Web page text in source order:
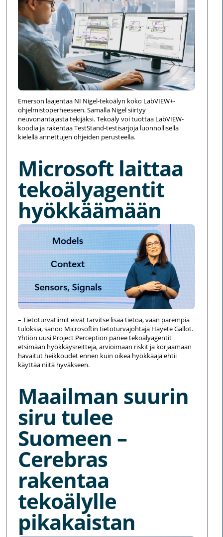
Emerson laajentaa NI Nigel-tekoälyn koko LabVIEW+-
ohjelmistoperheeseen. Samalla Nigel siirtyy
neuvonantajasta tekijäksi. Tekoäly voi tuottaa LabVIEW-
koodia ja rakentaa TestStand-testisarjoja luonnollisella
kielellä annettujen ohjeiden perusteella.
Microsoft laittaa
tekoälyagentit
hyökkäämään
– Tietoturvatiimit eivät tarvitse lisää tietoa, vaan parempia
tuloksia, sanoo Microsoftin tietoturvajohtaja Hayete Gallot.
Yhtiön uusi Project Perception panee tekoälyagentit
etsimään hyökkäysreittejä, arvioimaan riskit ja korjaamaan
havaitut heikkoudet ennen kuin oikea hyökkääjä ehtii
käyttää niitä hyväkseen.
Maailman suurin
siru tulee
Suomeen –
Cerebras
rakentaa
tekoälylle
pikakaistan